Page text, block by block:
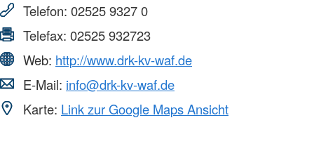
Telefon: 02525 9327 0
Telefax: 02525 932723
Web: http://www.drk-kv-waf.de
E-Mail: info@drk-kv-waf.de
Karte: Link zur Google Maps Ansicht